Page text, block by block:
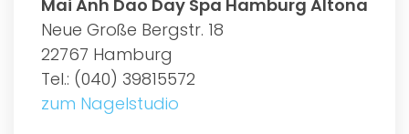
Mai Anh Dao Day Spa Hamburg Altona
Neue Große Bergstr. 18
22767 Hamburg
Tel.: (040) 39815572
zum Nagelstudio